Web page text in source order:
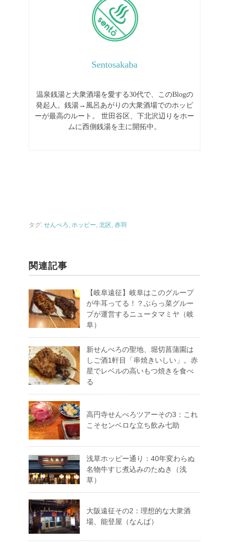
Sentosakaba
温泉銭湯と大衆酒場を愛する30代で、このBlogの
発起人。銭湯→風呂あがりの大衆酒場でのホッピ
ーが最高のルート。
世田谷区、下北沢辺りをホー
ムに西側銭湯を主に開拓中。
タグ: せんべろ, ホッピー, 北区, 赤羽
関連記事
【岐阜遠征】岐阜はこのグループ
が牛耳ってる！？ぶらっ菜グルー
プが運営するニュータマミヤ（岐
阜）
新せんべろの聖地、堀切菖蒲園は
しご酒1軒目「串焼きいしい」。赤
星でレベルの高いもつ焼きを食べ
る
高円寺せんべろツアーその3：これ
こそセンベロな立ち飲み七助
浅草ホッピー通り：40年変わらぬ
名物牛すじ煮込みのたぬき（浅
草）
大阪遠征その2：理想的な大衆酒
場、能登屋（なんば）